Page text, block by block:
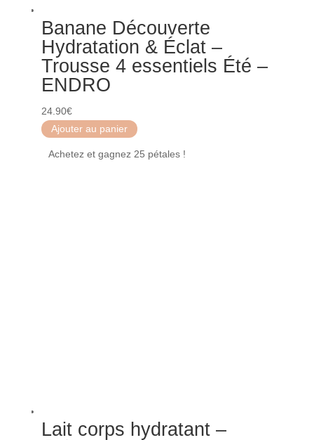
Banane Découverte
Hydratation & Éclat –
Trousse 4 essentiels Été –
ENDRO
24.90€
Ajouter au panier
Achetez et gagnez 25 pétales !
Lait corps hydratant –